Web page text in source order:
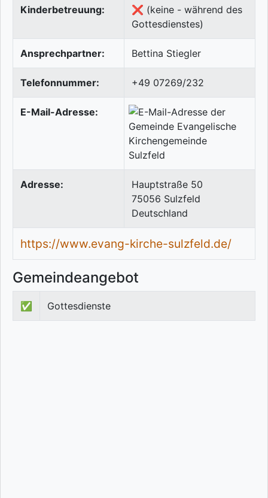
Kinderbetreuung:
❌ (keine - während des
Gottesdienstes)
Ansprechpartner: Bettina Stiegler
Telefonnummer: +49 07269/232
E-Mail-Adresse:
Adresse:
Hauptstraße 50
75056 Sulzfeld
Deutschland
https://www.evang-kirche-sulzfeld.de/
Gemeindeangebot
✅ Gottesdienste